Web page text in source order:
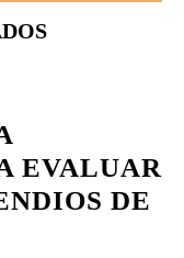
EVALUAR
DE